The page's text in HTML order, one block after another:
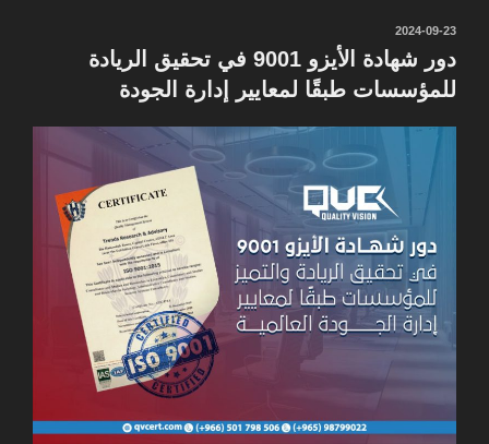
نُشر
2024-09-23
دور شهادة الأيزو 9001 في تحقيق الريادة
للمؤسسات طبقًا لمعايير إدارة الجودة